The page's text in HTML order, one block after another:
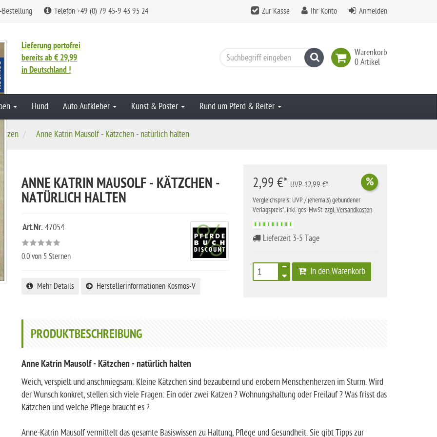
Telefon +49 (0) 79 45-9 43 95 24 Zur Kasse Ihr Konto Anmelden
Lieferung portofrei
bereits ab € 29,99
in Deutschland !
Warenkorb
0 Artikel
Suchen
Hund Auto Aufkleber Kunst & Poster Rund um Pferd & Reiter
Anne Katrin Mausolf - Kätzchen - natürlich halten
2,99 €* %
UVP 12,99 €*
Vergleichspreis: UVP / (ehemals) gebundener
Verlagspreis*, inkl. ges. MwSt.zzgl. Versandkosten
Lieferzeit 3-5 Tage
In den Warenkorb
ANNE KATRIN MAUSOLF - KÄTZCHEN -
NATÜRLICH HALTEN
Art.Nr.47054
0.0 von 5 Sternen
Mehr Details Herstellerinformationen Kosmos-V
PRODUKTBESCHREIBUNG
Anne Katrin Mausolf - Kätzchen - natürlich halten
Weich, verspielt und anschmiegsam: Kleine Kätzchen sind bezaubernd und erobern Menschenherzen im Sturm. Wird
der Wunsch konkret, stellen sich viele Fragen: Ein oder zwei Katzen ? Wohnungshaltung oder Freilauf ? Was frisst das
Kätzchen und welche Pflege braucht es ?
Anne-Katrin Mausolf vermittelt das gesamte Basiswissen zu Haltung, Pflege und Gesundheit. Sie gibt Tipps zur